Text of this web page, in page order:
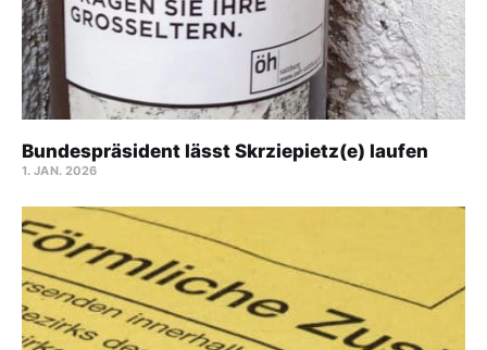
Bundespräsident lässt Skrziepietz(e) laufen
1. JAN. 2026